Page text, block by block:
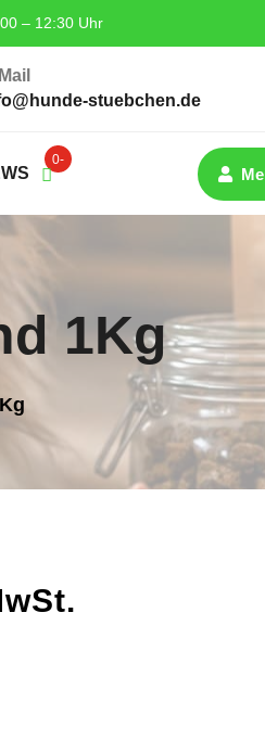
– 12:30 Uhr
stuebchen.de
0-
el
1Kg